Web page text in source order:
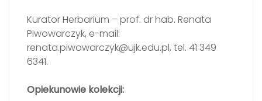
Kurator Herbarium – prof. dr hab. Renata
Piwowarczyk, e-mail:
renata.piwowarczyk@ujk.edu.pl, tel. 41 349
6341.
Opiekunowie kolekcji: